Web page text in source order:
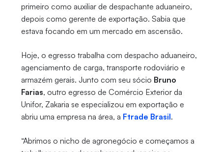
primeiro como auxiliar de despachante aduaneiro,
depois como gerente de exportação. Sabia que
estava focando em um mercado em ascensão.
Hoje, o egresso trabalha com despacho aduaneiro,
agenciamento de carga, transporte rodoviário e
armazém gerais. Junto com seu sócio Bruno
Farias, outro egresso de Comércio Exterior da
Unifor, Zakaria se especializou em exportação e
abriu uma empresa na área, a Ftrade Brasil.
“Abrimos o nicho de agronegócio e começamos a